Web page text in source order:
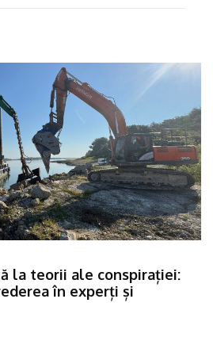
la teorii ale conspirației:
în experți și